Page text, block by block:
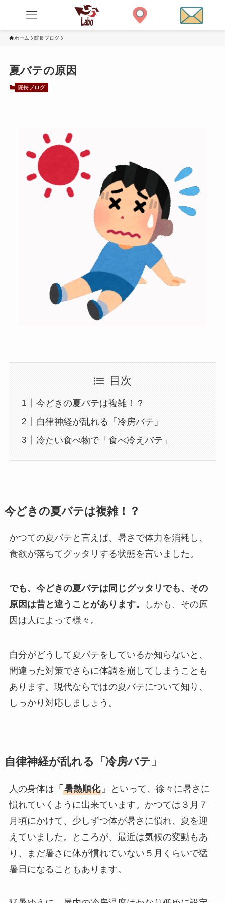
ホーム 院長ブログ
夏バテの原因
院長ブログ
目次
今どきの夏バテは複雑！？
自律神経が乱れる「冷房バテ」
冷たい食べ物で「食べ冷えバテ」
今どきの夏バテは複雑！？
かつての夏バテと言えば、暑さで体力を消耗し、
食欲が落ちてグッタリする状態を言いました。
でも、今どきの夏バテは同じグッタリでも、その
原因は昔と違うことがあります。
しかも、その原
因は人によって様々。
自分がどうして夏バテをしているか知らないと、
間違った対策でさらに体調を崩してしまうことも
あります。現代ならではの夏バテについて知り、
しっかり対応しましょう。
自律神経が乱れる「冷房バテ」
人の身体は 「 暑熱順化」
といって、徐々に暑さに
慣れていくように出来ています。かつては３月７
月頃にかけて、少しずつ体が暑さに慣れ、夏を迎
えていました。ところが、最近は気候の変動もあ
り、まだ暑さに体が慣れていない５月くらいで猛
暑日になることもあります。